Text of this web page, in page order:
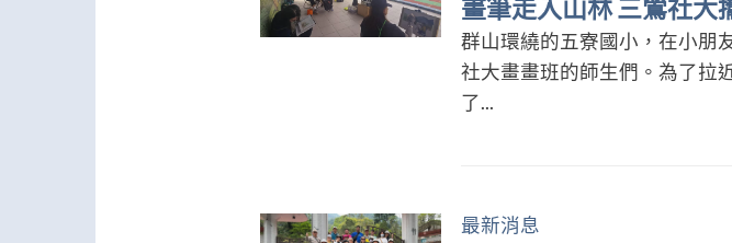
畫筆走入山林 三鶯社大
群山環繞的五寮國小，在小朋
社大畫畫班的師生們。為了拉
了...
最新消息